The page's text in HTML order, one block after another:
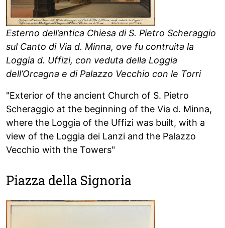
Esterno dell’antica Chiesa di S. Pietro Scheraggio
sul Canto di Via d. Minna, ove fu contruita la
Loggia d. Uffizi, con veduta della Loggia
dell’Orcagna e di Palazzo Vecchio con le Torri
"Exterior of the ancient Church of S. Pietro
Scheraggio at the beginning of the Via d. Minna,
where the Loggia of the Uffizi was built, with a
view of the Loggia dei Lanzi and the Palazzo
Vecchio with the Towers"
Piazza della Signoria